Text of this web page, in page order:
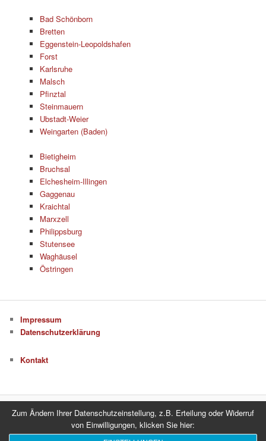
Bad Schönborn
Bretten
Eggenstein-Leopoldshafen
Forst
Karlsruhe
Malsch
Pfinztal
Steinmauern
Ubstadt-Weier
Weingarten (Baden)
Bietigheim
Bruchsal
Elchesheim-Illingen
Gaggenau
Kraichtal
Marxzell
Philippsburg
Stutensee
Waghäusel
Östringen
Impressum
Datenschutzerklärung
Kontakt
Datenschutzerklärung Stolz präsentiert von WordPress
Zum Ändern Ihrer Datenschutzeinstellung, z.B. Erteilung oder Widerruf
von Einwilligungen, klicken Sie hier: